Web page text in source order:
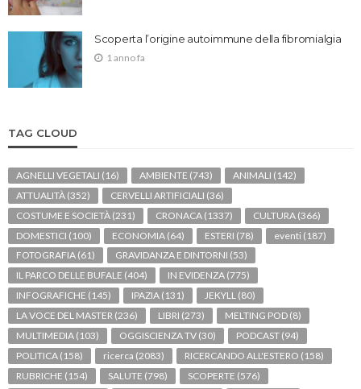
Scoperta l’origine autoimmune della fibromialgia
1 anno fa
TAG CLOUD
AGNELLI VEGETALI (16) AMBIENTE (743) ANIMALI (142)
ATTUALITÀ (352) CERVELLI ARTIFICIALI (36)
COSTUME E SOCIETÀ (231) CRONACA (1337) CULTURA (366)
DOMESTICI (100) ECONOMIA (64) ESTERI (78) eventi (187)
FOTOGRAFIA (61) GRAVIDANZA E DINTORNI (53)
IL PARCO DELLE BUFALE (404) IN EVIDENZA (775)
INFOGRAFICHE (145) IPAZIA (131) JEKYLL (80)
LA VOCE DEL MASTER (236) LIBRI (273) MELTING POD (8)
MULTIMEDIA (103) OGGISCIENZA TV (30) PODCAST (94)
POLITICA (158) ricerca (2083) RICERCANDO ALL'ESTERO (158)
RUBRICHE (154) SALUTE (798) SCOPERTE (576)